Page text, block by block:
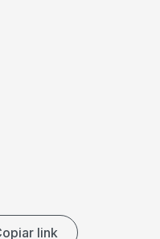
link